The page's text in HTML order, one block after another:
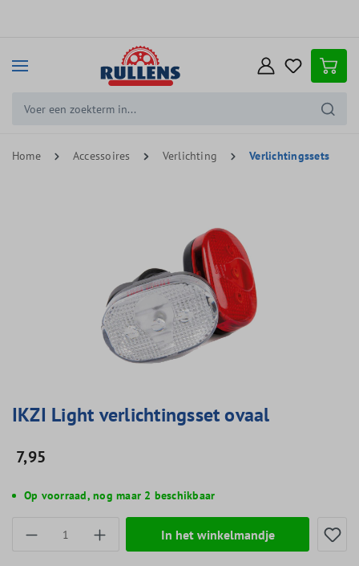
Home Accessoires Verlichting Verlichtingssets
IKZI Light verlichtingsset ovaal
7,95
Op voorraad, nog maar 2 beschikbaar
Producthoeveelheid: Voer de gewenste
In het winkelmandje